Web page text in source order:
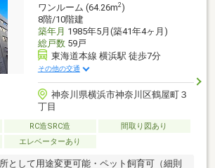
ワンルーム (64.26m2)
8階/10階建
築年月 1985年5月(築41年4ヶ月)
総戸数59戸
東海道本線 横浜駅 徒歩7分
その他の交通
神奈川県横浜市神奈川区鶴屋町３
丁目
RC造SRC造
間取り図あり
エレベーターあり
として用途変更可能・ペット飼育可（細則